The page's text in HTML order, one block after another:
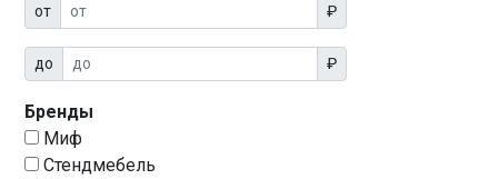
от ₽
до ₽
Бренды
Миф
Стендмебель